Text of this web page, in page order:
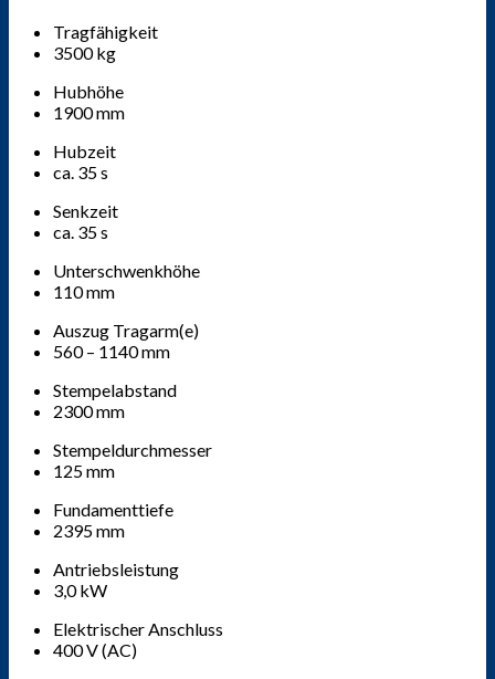
Tragfähigkeit
3500 kg
Hubhöhe
1900 mm
Hubzeit
ca. 35 s
Senkzeit
ca. 35 s
Unterschwenkhöhe
110 mm
Auszug Tragarm(e)
560 – 1140 mm
Stempelabstand
2300 mm
Stempeldurchmesser
125 mm
Fundamenttiefe
2395 mm
Antriebsleistung
3,0 kW
Elektrischer Anschluss
400 V (AC)